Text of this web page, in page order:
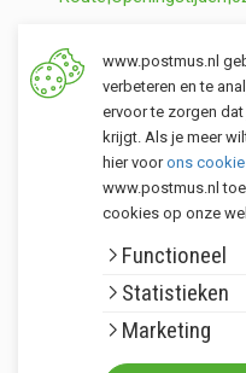
Klantenservice
Postmus merken
Opslag Valkenburg
Torenvlietslaan 3
Vandaag open tot
Route|Openingstijden |
www.postmus.nl
verbeteren en te
ervoor te zorgen
krijgt. Als je meer
hier voorons
www.postmus.nl
cookies op onze
Functioneel
Statistieken
Marketing